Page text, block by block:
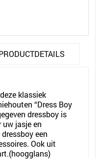
klassiek
“Dress Boy
dressboy is
uw jasje en
een
Ook uit